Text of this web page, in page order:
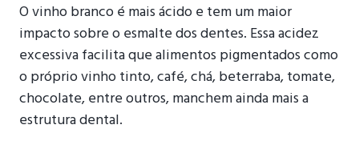
O vinho branco é mais ácido e tem um maior
impacto sobre o esmalte dos dentes. Essa acidez
excessiva facilita que alimentos pigmentados como
o próprio vinho tinto, café, chá, beterraba, tomate,
chocolate, entre outros, manchem ainda mais a
estrutura dental.